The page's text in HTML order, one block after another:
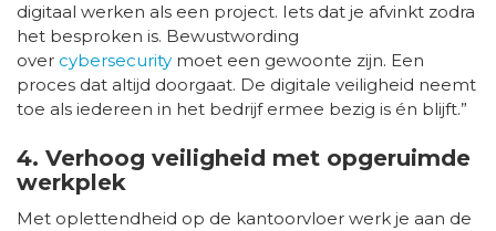
digitaal werken als een project. Iets dat je afvinkt zodra
het besproken is. Bewustwording
over cybersecurity moet een gewoonte zijn. Een
proces dat altijd doorgaat. De digitale veiligheid neemt
toe als iedereen in het bedrijf ermee bezig is én blijft.”
4. Verhoog veiligheid met opgeruimde
werkplek
Met oplettendheid op de kantoorvloer werk je aan de